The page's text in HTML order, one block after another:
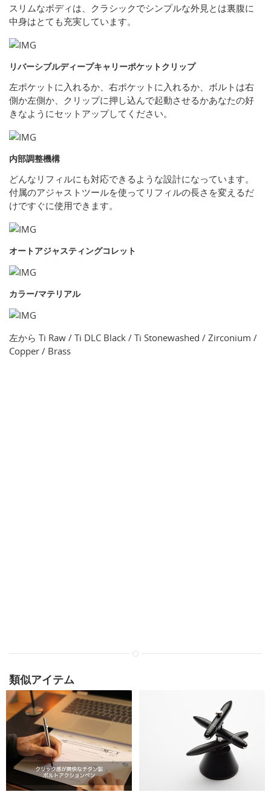
スリムなボディは、クラシックでシンプルな外見とは裏腹に
中身はとても充実しています。
リバーシブルディープキャリーポケットクリップ
左ポケットに入れるか、右ポケットに入れるか、ボルトは右
側か左側か、クリップに押し込んで起動させるかあなたの好
きなようにセットアップしてください。
内部調整機構
どんなリフィルにも対応できるような設計になっています。
付属のアジャストツールを使ってリフィルの長さを変えるだ
けですぐに使用できます。
オートアジャスティングコレット
カラー/マテリアル
左から Ti Raw / Ti DLC Black / Ti Stonewashed / Zirconium /
Copper / Brass
類似アイテム